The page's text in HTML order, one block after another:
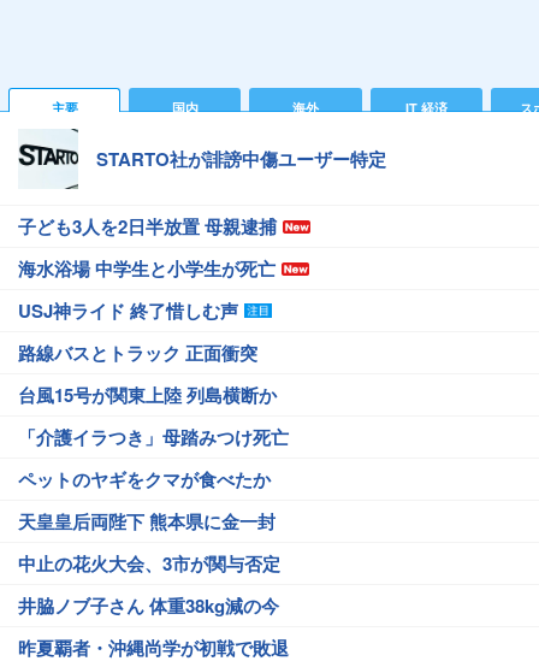
主要 国内 海外 IT 経済 ス
STARTO社が誹謗中傷ユーザー特定
子ども3人を2日半放置 母親逮捕
海水浴場 中学生と小学生が死亡
USJ神ライド 終了惜しむ声
路線バスとトラック 正面衝突
台風15号が関東上陸 列島横断か
「介護イラつき」母踏みつけ死亡
ペットのヤギをクマが食べたか
天皇皇后両陛下 熊本県に金一封
中止の花火大会、3市が関与否定
井脇ノブ子さん 体重38kg減の今
昨夏覇者・沖縄尚学が初戦で敗退